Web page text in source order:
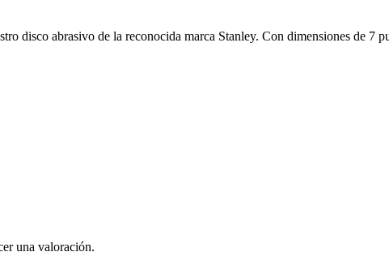
disco abrasivo de la reconocida marca Stanley. Con dimensiones de 7
una valoración.